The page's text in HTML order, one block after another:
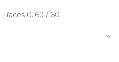
Traces 0..60 / 60
«